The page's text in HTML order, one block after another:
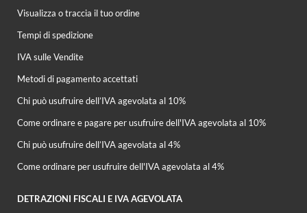
Visualizza o traccia il tuo ordine
Tempi di spedizione
IVA sulle Vendite
Metodi di pagamento accettati
Chi può usufruire dell’IVA agevolata al 10%
Come ordinare e pagare per usufruire dell'IVA agevolata al 10%
Chi può usufruire dell’IVA agevolata al 4%
Come ordinare per usufruire dell'IVA agevolata al 4%
DETRAZIONI FISCALI E IVA AGEVOLATA